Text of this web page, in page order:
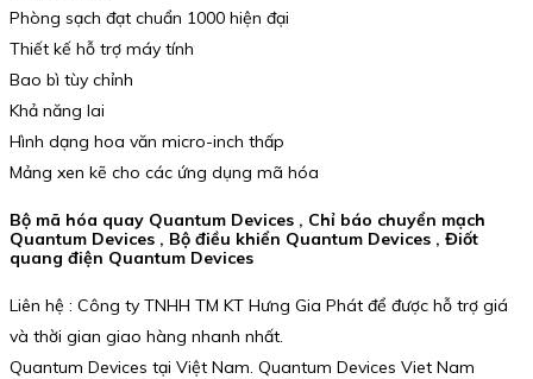
Phòng sạch đạt chuẩn 1000 hiện đại
Thiết kế hỗ trợ máy tính
Bao bì tùy chỉnh
Khả năng lai
Hình dạng hoa văn micro-inch thấp
Mảng xen kẽ cho các ứng dụng mã hóa
Bộ mã hóa quay Quantum Devices , Chỉ báo chuyển mạch
Quantum Devices , Bộ điều khiển Quantum Devices , Điốt
quang điện Quantum Devices
Liên hệ : Công ty TNHH TM KT Hưng Gia Phát để được hỗ trợ giá
và thời gian giao hàng nhanh nhất.
Quantum Devices tại Việt Nam. Quantum Devices Viet Nam